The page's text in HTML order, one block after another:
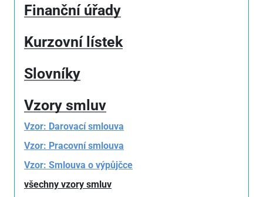
Finanční úřady
Kurzovní lístek
Slovníky
Vzory smluv
Vzor: Darovací smlouva
Vzor: Pracovní smlouva
Vzor: Smlouva o výpůjčce
všechny vzory smluv